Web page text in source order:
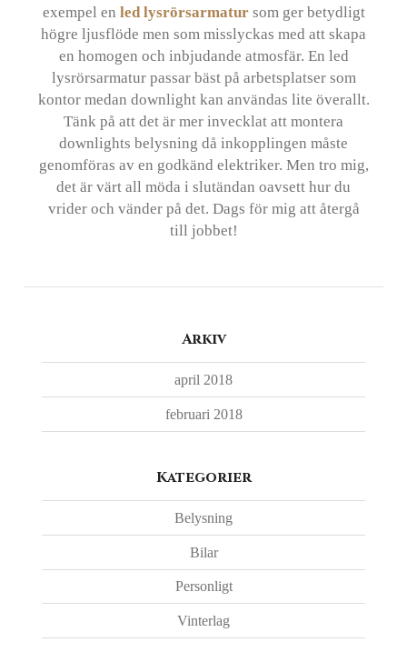
exempel en led lysrörsarmatursom ger betydligt
högre ljusflöde men som misslyckas med att skapa
en homogen och inbjudande atmosfär. En led
lysrörsarmatur passar bäst på arbetsplatser som
kontor medan downlight kan användas lite överallt.
Tänk på att det är mer invecklat att montera
downlights belysning då inkopplingen måste
genomföras av en godkänd elektriker. Men tro mig,
det är värt all möda i slutändan oavsett hur du
vrider och vänder på det. Dags för mig att återgå
till jobbet!
Arkiv
april 2018
februari 2018
Kategorier
Belysning
Bilar
Personligt
Vinterlag